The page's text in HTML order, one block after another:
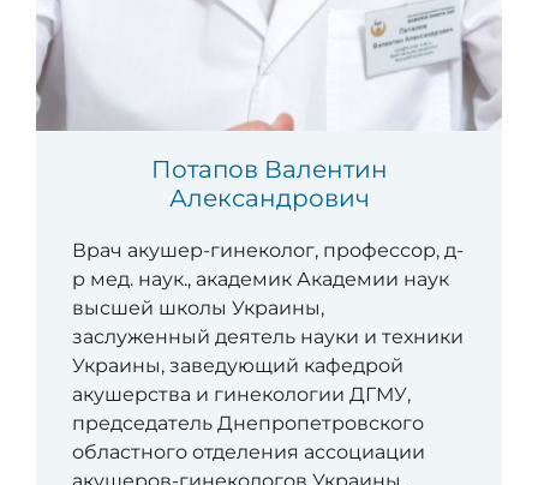
Потапов Валентин
Александрович
Врач акушер-гинеколог, профессор, д-
р мед. наук., академик Академии наук
высшей школы Украины,
заслуженный деятель науки и техники
Украины, заведующий кафедрой
акушерства и гинекологии ДГМУ,
председатель Днепропетровского
областного отделения ассоциации
акушеров-гинекологов Украины.